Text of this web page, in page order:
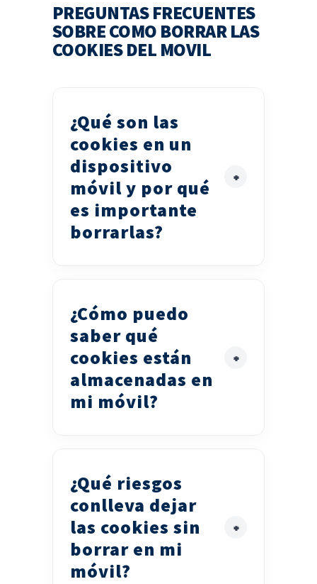
PREGUNTAS FRECUENTES
SOBRE COMO BORRAR LAS
COOKIES DEL MOVIL
¿Qué son las
cookies en un
dispositivo
móvil y por qué
es importante
borrarlas?
¿Cómo puedo
saber qué
cookies están
almacenadas en
mi móvil?
¿Qué riesgos
conlleva dejar
las cookies sin
borrar en mi
móvil?